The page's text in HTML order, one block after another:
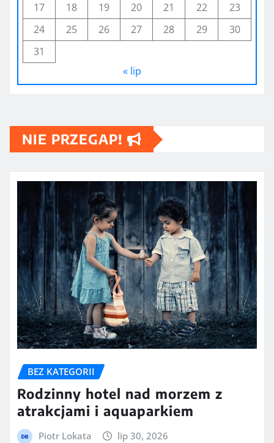
17
18 19 20 21 22
23
24
25 26 27 28 29
30
31
« lip
NIE PRZEGAP!
BEZ KATEGORII
Rodzinny hotel nad morzem z
atrakcjami i aquaparkiem
Piotr Lokata lip 30, 2026